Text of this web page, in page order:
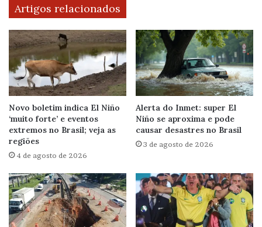
Artigos relacionados
Novo boletim indica El Niño
‘muito forte’ e eventos
extremos no Brasil; veja as
regiões
4 de agosto de 2026
Alerta do Inmet: super El
Niño se aproxima e pode
causar desastres no Brasil
3 de agosto de 2026